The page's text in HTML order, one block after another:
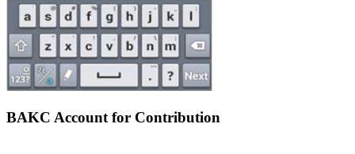
BAKC Account for Contribution